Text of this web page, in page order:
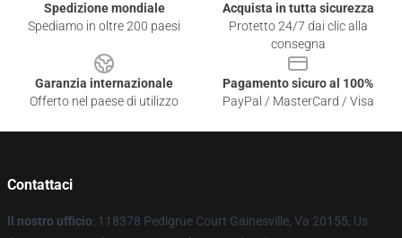
Spedizione mondiale
Spediamo in oltre 200 paesi
Acquista in tutta sicurezza
Protetto 24/7 dai clic alla
consegna
Garanzia internazionale
Offerto nel paese di utilizzo
Pagamento sicuro al 100%
PayPal / MasterCard / Visa
Contattaci
Il nostro ufficio: 118378 Pedigrue Court Gainesville, Va 20155, Us